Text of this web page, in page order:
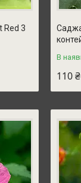
Red 3
В
110 ₴